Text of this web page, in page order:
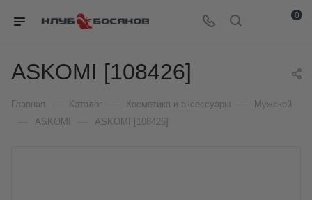
0
ASKOMI [108426]
Главная Каталог Косметика и аксессуары Мужской
ASKOMI ASKOMI [108426]